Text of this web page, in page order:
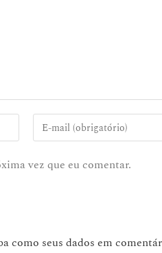
vez que eu comentar.
como seus dados em